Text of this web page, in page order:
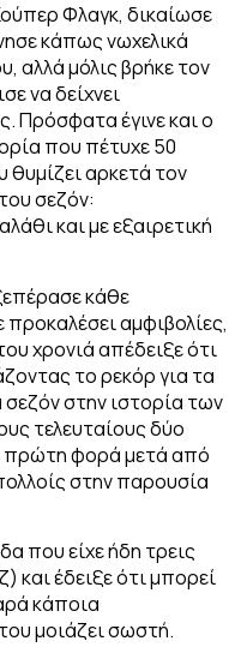
Φλαγκ, δικαίωσε
κάπως νωχελικά
αλλά μόλις βρήκε τον
να δείχνει
Πρόσφατα έγινε και ο
που πέτυχε 50
αρκετά τον
σεζόν:
και με εξαιρετική
κάθε
αμφιβολίες,
χρονιά απέδειξε ότι
το ρεκόρ για τα
στην ιστορία των
τελευταίους δύο
πρώτη φορά μετά από
στην παρουσία
που είχε ήδη τρεις
και έδειξε ότι μπορεί
κάποια
μοιάζει σωστή.